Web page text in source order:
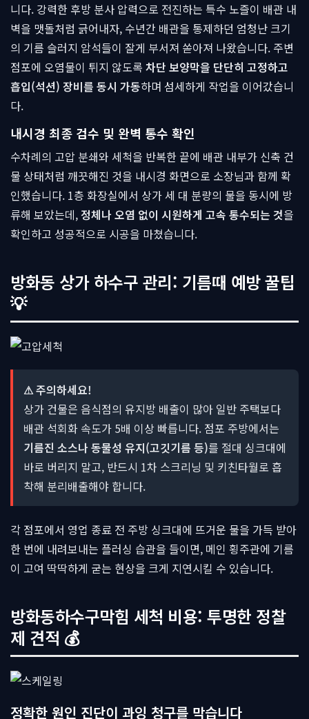
니다. 강력한 후방 분사 압력으로 전진하는 특수 노즐이 배관 내
벽을 맷돌처럼 긁어내자, 수년간 배관을 통제하던 엄청난 크기
의 기름 슬러지 암석들이 잘게 부서져 쏟아져 나왔습니다. 주변
점포에 오염물이 튀지 않도록 차단 보양막을 단단히 고정하고
흡입(석션) 장비를 동시 가동하며 섬세하게 작업을 이어갔습니
다.
내시경 최종 검수 및 완벽 통수 확인
수차례의 고압 분쇄와 세척을 반복한 끝에 배관 내부가 신축 건
물 상태처럼 깨끗해진 것을 내시경 화면으로 소장님과 함께 확
인했습니다. 1층 화장실에서 상가 세 대 분량의 물을 동시에 방
류해 보았는데, 정체나 오염 없이 시원하게 고속 통수되는 것을
확인하고 성공적으로 시공을 마쳤습니다.
방화동 상가 하수구 관리: 기름때 예방 꿀팁
💡
⚠ 주의하세요!
상가 건물은 음식점의 유지방 배출이 많아 일반 주택보다
배관 석회화 속도가 5배 이상 빠릅니다. 점포 주방에서는
기름진 소스나 동물성 유지(고깃기름 등)를 절대 싱크대에
바로 버리지 말고, 반드시 1차 스크리닝 및 키친타월로 흡
착해 분리배출해야 합니다.
각 점포에서 영업 종료 전 주방 싱크대에 뜨거운 물을 가득 받아
한 번에 내려보내는 플러싱 습관을 들이면, 메인 횡주관에 기름
이 고여 딱딱하게 굳는 현상을 크게 지연시킬 수 있습니다.
방화동하수구막힘 세척 비용: 투명한 정찰
제 견적 💰
정확한 원인 진단이 과잉 청구를 막습니다